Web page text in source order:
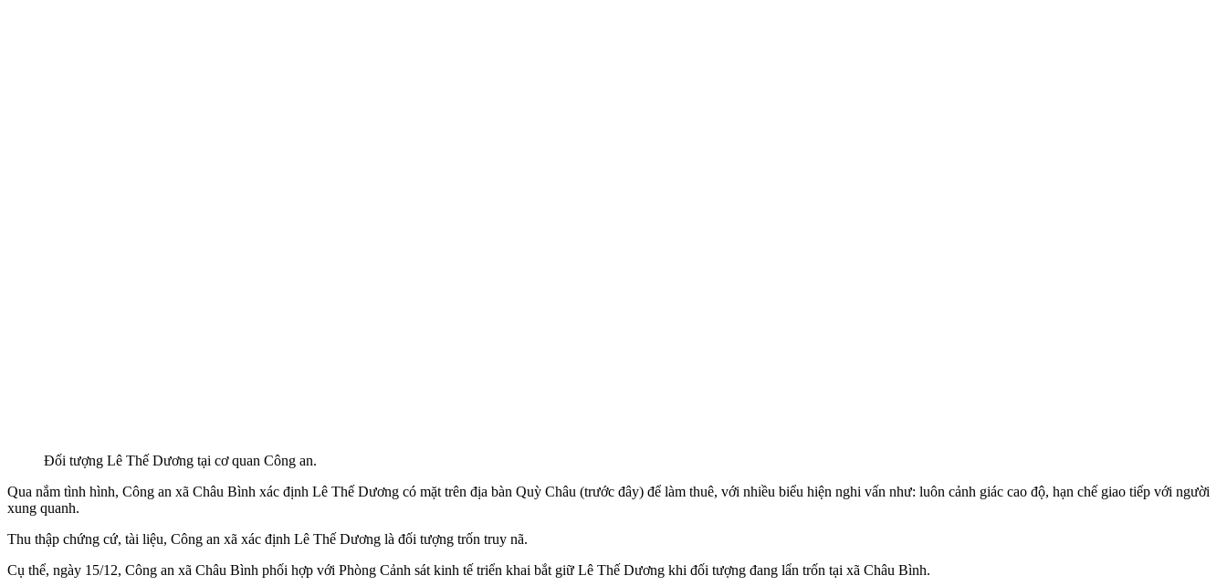
Đối tượng Lê Thế Dương tại cơ quan Công an.
Qua nắm tình hình, Công an xã Châu Bình xác định Lê Thế Dương có mặt trên địa bàn Quỳ Châu (trước đây) để làm thuê, với nhiều biểu hiện nghi vấn như: luôn cảnh giác cao độ, hạn chế giao tiếp với người
xung quanh.
Thu thập chứng cứ, tài liệu, Công an xã xác định Lê Thế Dương là đối tượng trốn truy nã.
Cụ thể, ngày 15/12, Công an xã Châu Bình phối hợp với Phòng Cảnh sát kinh tế triển khai bắt giữ Lê Thế Dương khi đối tượng đang lẩn trốn tại xã Châu Bình.